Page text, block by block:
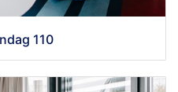
110